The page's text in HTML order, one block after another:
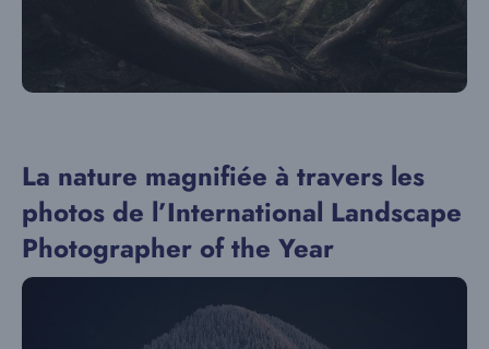
La nature magnifiée à travers les
photos de l’International Landscape
Photographer of the Year